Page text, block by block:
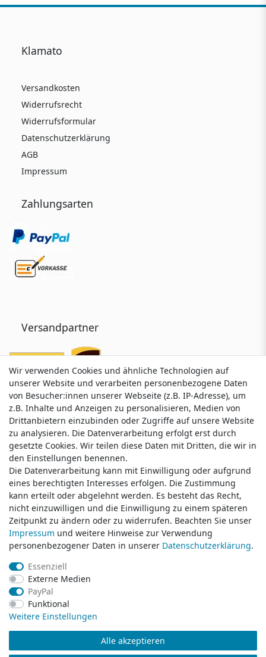
Klamato
Versandkosten
Widerrufsrecht
Widerrufsformular
Datenschutzerklärung
AGB
Impressum
Zahlungsarten
Versandpartner
Service & Kontakt
Wünschen Sie einen Rückruf?
service@klamato.de
Schreiben Sie uns:
service@klamato.de
Durchschnittliche Bewertung von
Bewertungsgrundlage des Anbieters: 5 Verkaufs- und 3 Bewertungsplattformen
© Copyright 2026 klamato.de | Alle Rechte vorbehalten.
Wir verwenden Cookies und ähnliche Technologien auf
unserer Website und verarbeiten personenbezogene Daten
von Besucher:innen unserer Webseite (z.B. IP-Adresse), um
z.B. Inhalte und Anzeigen zu personalisieren, Medien von
Drittanbietern einzubinden oder Zugriffe auf unsere Website
zu analysieren. Die Datenverarbeitung erfolgt erst durch
gesetzte Cookies. Wir teilen diese Daten mit Dritten, die wir in
den Einstellungen benennen.
Die Datenverarbeitung kann mit Einwilligung oder aufgrund
eines berechtigten Interesses erfolgen. Die Zustimmung
kann erteilt oder abgelehnt werden. Es besteht das Recht,
nicht einzuwilligen und die Einwilligung zu einem späteren
Zeitpunkt zu ändern oder zu widerrufen. Beachten Sie unser
Impressum und weitere Hinweise zur Verwendung
personenbezogener Daten in unserer Daten­schutz­erklärung.
Essenziell
Externe Medien
PayPal
Funktional
Weitere Einstellungen
Alle akzeptieren
Wir verwenden Cookies und ähnliche Technologien auf
unserer Website und verarbeiten personenbezogene Daten
von Besucher:innen unserer Webseite (z.B. IP-Adresse), um
z.B. Inhalte und Anzeigen zu personalisieren, Medien von
Drittanbietern einzubinden oder Zugriffe auf unsere Website
zu analysieren. Die Datenverarbeitung erfolgt erst durch
gesetzte Cookies. Wir teilen diese Daten mit Dritten, die wir in
den Einstellungen benennen.
Die Datenverarbeitung kann mit Einwilligung oder aufgrund
eines berechtigten Interesses erfolgen. Die Zustimmung
kann erteilt oder abgelehnt werden. Es besteht das Recht,
nicht einzuwilligen und die Einwilligung zu einem späteren
Zeitpunkt zu ändern oder zu widerrufen. Beachten Sie unser
Impressum und weitere Hinweise zur Verwendung
personenbezogener Daten in unserer Daten­schutz­erklärung.
Essenziell
Externe Medien
PayPal
Funktional
Weitere Einstellungen
Alle akzeptieren